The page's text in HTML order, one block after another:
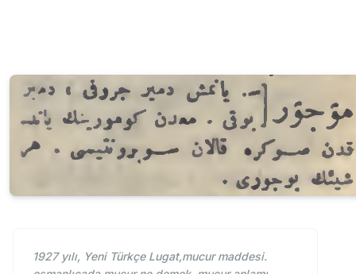
1927 yılı, Yeni Türkçe Lugat,mucur maddesi.